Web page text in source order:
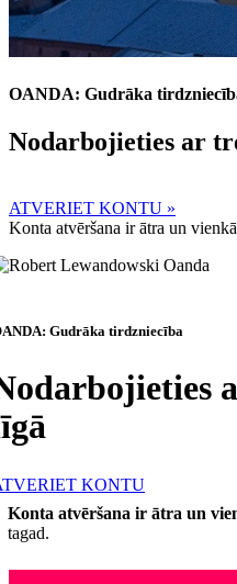
OANDA: Gudrāka
Nodarbojieties ar
ATVERIET KONTU »
Konta atvēršana ir ātra un
Gudrāka tirdzniecība
KONTU
Konta atvēršana ir ātra un
tagad.